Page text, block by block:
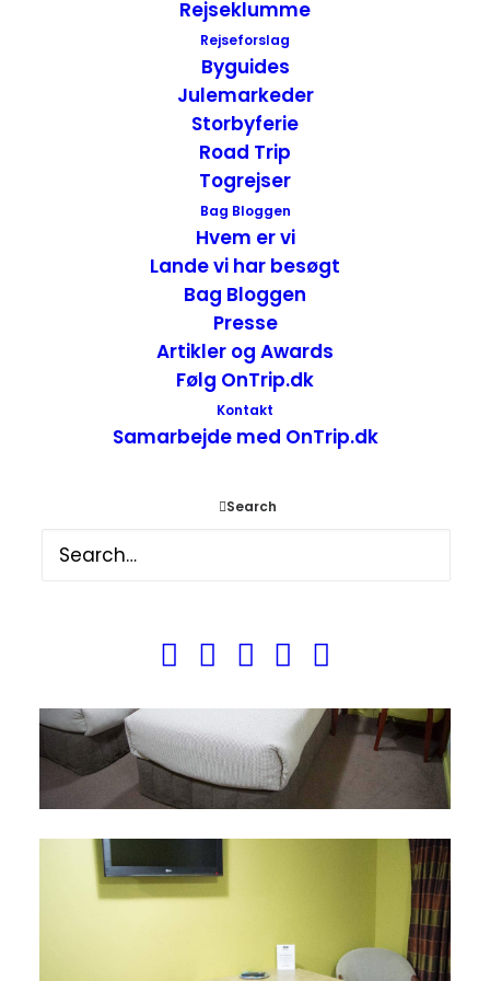
Rejseklumme
Rejseforslag
Byguides
Julemarkeder
Storbyferie
Road Trip
Togrejser
Bag Bloggen
Hvem er vi
Lande vi har besøgt
Bag Bloggen
Presse
Artikler og Awards
Følg OnTrip.dk
Kontakt
Samarbejde med OnTrip.dk
Search
Vi fik tildelt et værelse i stueetagen. Det
indeholdt to senge, et spisebord med stole,
opbevaring, tv og lille tekøkken.
Badeværelset var med en af de der
brusere, der krævede længere tids studie
af en brugsanvisning. Efter vi havde fundet
ud af det, var det faktisk ret lækkert.
Værelset var lidt trist og gammeldags
indrettet men der var rent og det